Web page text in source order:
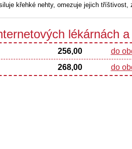
křehké nehty, omezuje jejich tříštivost,
lékárnách
256,00
do
268,00 do